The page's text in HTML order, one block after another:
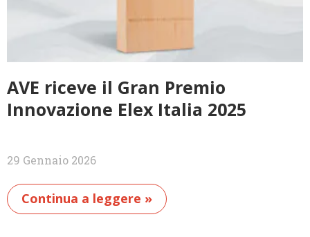
AVE riceve il Gran Premio
Innovazione Elex Italia 2025
29 Gennaio 2026
Continua a leggere »